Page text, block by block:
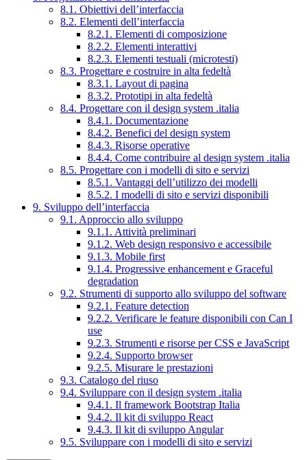
8.1. Obiettivi dell’interfaccia
8.2. Elementi dell’interfaccia
8.2.1. Elementi di composizione
8.2.2. Elementi interattivi
8.2.3. Elementi testuali (microtesti)
8.3. Progettare e costruire in alta fedeltà
8.3.1. Layout di pagina
8.3.2. Prototipi in alta fedeltà
8.4. Progettare con il design system .italia
8.4.1. Documentazione
8.4.2. Benefici del design system
8.4.3. Risorse operative
8.4.4. Come contribuire al design system .italia
8.5. Progettare con i modelli di sito e servizi
8.5.1. Vantaggi dell’utilizzo dei modelli
8.5.2. I modelli di sito e servizi disponibili
9. Sviluppo dell’interfaccia
9.1. Approccio allo sviluppo
9.1.1. Attività preliminari
9.1.2. Web design responsivo e accessibile
9.1.3. Mobile first
9.1.4. Progressive enhancement e Graceful
degradation
9.2. Strumenti di supporto allo sviluppo del software
9.2.1. Feature detection
9.2.2. Verificare le feature disponibili con Can I
use
9.2.3. Strumenti e risorse per CSS e JavaScript
9.2.4. Supporto browser
9.2.5. Misurare le prestazioni
9.3. Catalogo del riuso
9.4. Sviluppare con il design system .italia
9.4.1. Il framework Bootstrap Italia
9.4.2. Il kit di sviluppo React
9.4.3. Il kit di sviluppo Angular
9.5. Sviluppare con i modelli di sito e servizi